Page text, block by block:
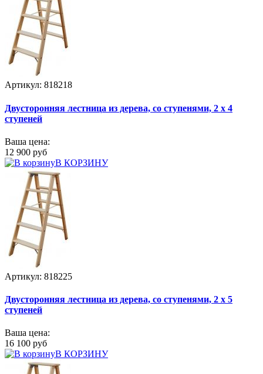
Артикул: 818218
Двусторонняя лестница из дерева, со ступенями, 2 х 4
ступеней
Ваша цена:
12 900 руб
В КОРЗИНУ
Артикул: 818225
Двусторонняя лестница из дерева, со ступенями, 2 х 5
ступеней
Ваша цена:
16 100 руб
В КОРЗИНУ